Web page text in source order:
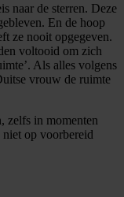
naar de sterren. Deze
En de hoop
ze nooit opgegeven.
voltooid om zich
Als alles volgens
vrouw de ruimte
zelfs in momenten
niet op voorbereid